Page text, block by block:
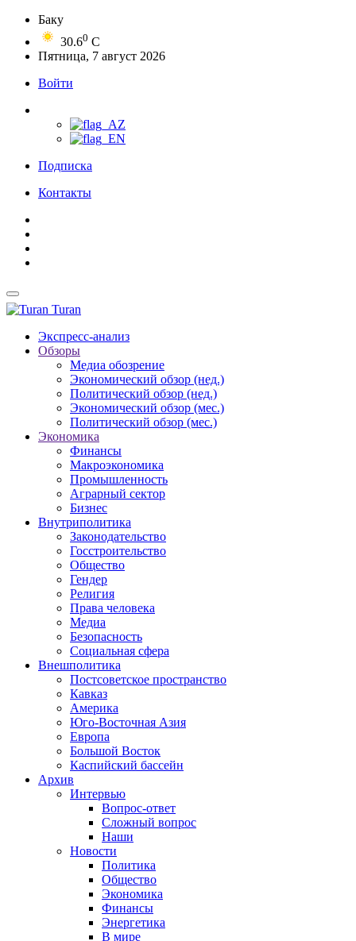
Баку
30.60 C
Пятница, 7 август 2026
Войти
Подписка
Контакты
Turan
Экспресс-анализ
Обзоры
Медиа обозрение
Экономический обзор (нед.)
Политический обзор (нед.)
Экономический обзор (мес.)
Политический обзор (мес.)
Экономика
Финансы
Макроэкономика
Промышленность
Аграрный сектор
Бизнес
Внутриполитика
Законодательство
Госстроительство
Общество
Гендер
Религия
Права человека
Медиа
Безопасность
Социальная сфера
Внешполитика
Постсоветское пространство
Кавказ
Америка
Юго-Восточная Азия
Европа
Большой Восток
Каспийский бассейн
Архив
Интервью
Вопрос-ответ
Сложный вопрос
Наши
Новости
Политика
Общество
Экономика
Финансы
Энергетика
В мире